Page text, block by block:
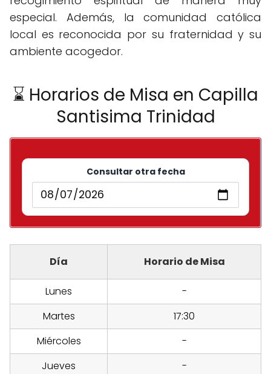
especial. Además, la comunidad católica
local es reconocida por su fraternidad y su
ambiente acogedor.
⌛ Horarios de Misa en Capilla
Santisima Trinidad
Consultar otra fecha
Día Horario de Misa
Lunes
-
Martes
17:30
Miércoles
-
Jueves
-